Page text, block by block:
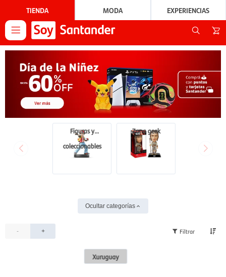
TIENDA MODA EXPERIENCIAS

Figuras y
coleccionables
Zona geek
Ocultar categorías
- +
Xuruguay